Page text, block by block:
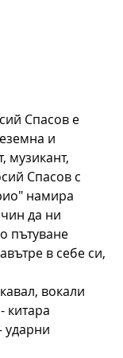
Спасов е
и
музикант,
Спасов с
намира
да ни
пътуване
в себе си,
вокали
китара
ударни